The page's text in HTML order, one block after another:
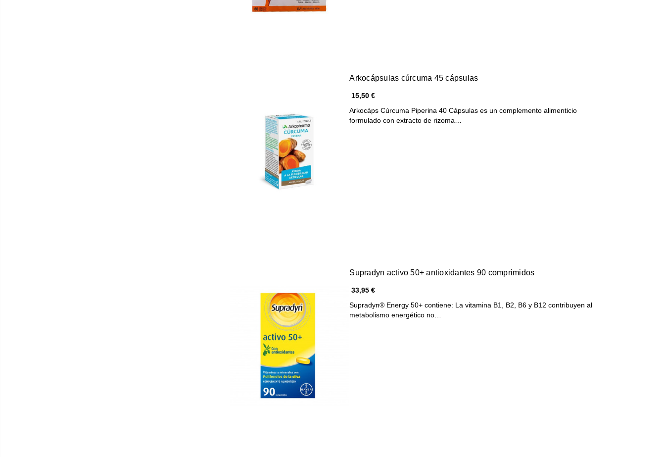
Arkocápsulas cúrcuma 45 cápsulas
15,50 €
Arkocáps Cúrcuma Piperina 40 Cápsulas es un complemento alimenticio
formulado con extracto de rizoma…
Supradyn activo 50+ antioxidantes 90 comprimidos
33,95 €
Supradyn® Energy 50+ contiene: La vitamina B1, B2, B6 y B12 contribuyen al
metabolismo energético no…